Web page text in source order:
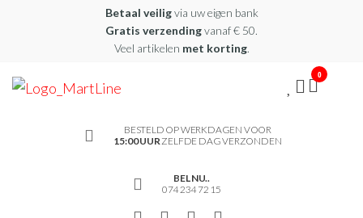
Betaal veiligvia uw eigen bank
Gratis verzendingvanaf € 50.
Veel artikelen met korting.
BESTELD OP WERKDAGEN VOOR
15:00 UUR ZELFDE DAG VERZONDEN
BEL NU..
074 234 72 15
0